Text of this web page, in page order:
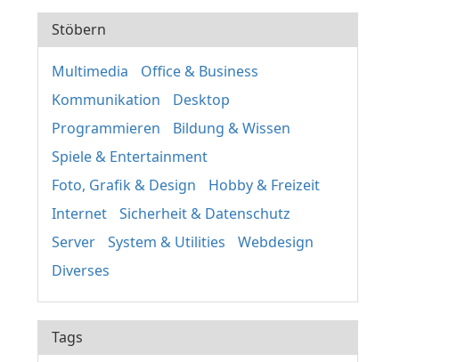
Stöbern
Multimedia
Office & Business
Kommunikation
Desktop
Programmieren
Bildung & Wissen
Spiele & Entertainment
Foto, Grafik & Design
Hobby & Freizeit
Internet
Sicherheit & Datenschutz
Server
System & Utilities
Webdesign
Diverses
Tags